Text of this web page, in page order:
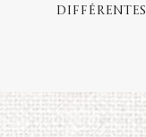
différentes